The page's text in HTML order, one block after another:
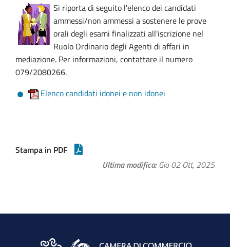
Si riporta di seguito l'elenco dei candidati
ammessi/non ammessi a sostenere le prove
orali degli esami finalizzati all'iscrizione nel
Ruolo Ordinario degli Agenti di affari in
mediazione. Per informazioni, contattare il numero
079/2080266.
Elenco candidati idonei e non idonei
Stampa in PDF
Ultima modifica Gio 02 Ott, 2025